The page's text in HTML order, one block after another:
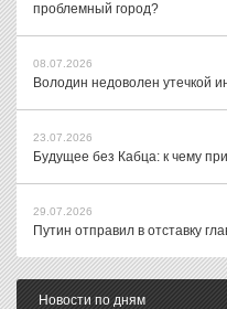
проблемный город?
08.07.2026
Володин недоволен утечкой
23.07.2026
Будущее без Кабца: к чему
29.07.2026
Путин отправил в отставку
Новости по дням